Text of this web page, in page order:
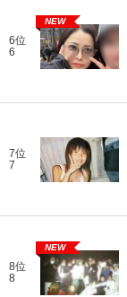
6位
6
NEW
7位
7
8位
8
NEW